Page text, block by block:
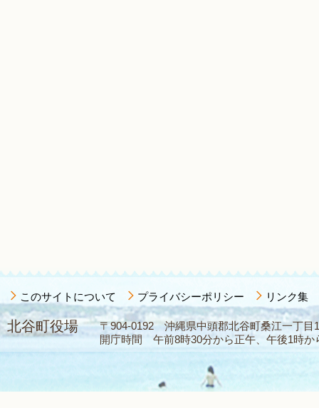
このサイトについて プライバシーポリシー リンク集
北谷町役場
〒904-0192 沖縄県中頭郡北谷町桑江一丁
開庁時間 午前8時30分から正午、午後1時か